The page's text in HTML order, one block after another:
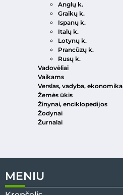
Anglų k.
Graikų k.
Ispanų k.
Italų k.
Lotynų k.
Prancūzų k.
Rusų k.
Vadovėliai
Vaikams
Verslas, vadyba, ekonomika
Žemės ūkis
Žinynai, enciklopedijos
Žodynai
Žurnalai
MENIU